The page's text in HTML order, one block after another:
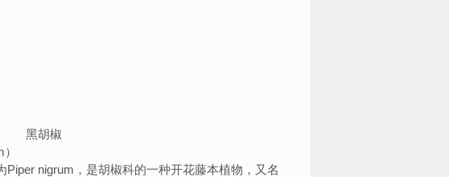
nigrum，是胡椒科的一种开花藤本植物，又名